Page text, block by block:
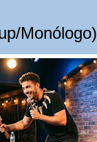
Monólogo)